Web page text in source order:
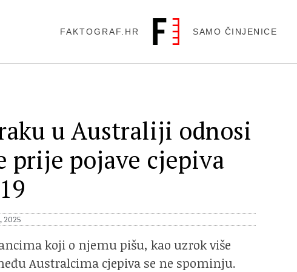
FAKTOGRAF.HR SAMO ČINJENICE
u Australiji odnosi
prije pojave cjepiva
2025
koji o njemu pišu, kao uzrok više
Australcima cjepiva se ne spominju.